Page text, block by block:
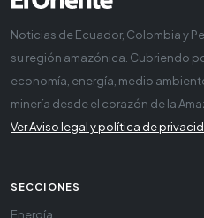
Noticias de Ecuador, Colombia y
su región amazónica. Cubriendo
economía, energía, medio
minería desde el corazón de la
Ver Aviso legal y política de
SECCIONES
Energía